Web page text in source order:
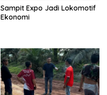
Sampit Expo Jadi Lokomotif
Ekonomi